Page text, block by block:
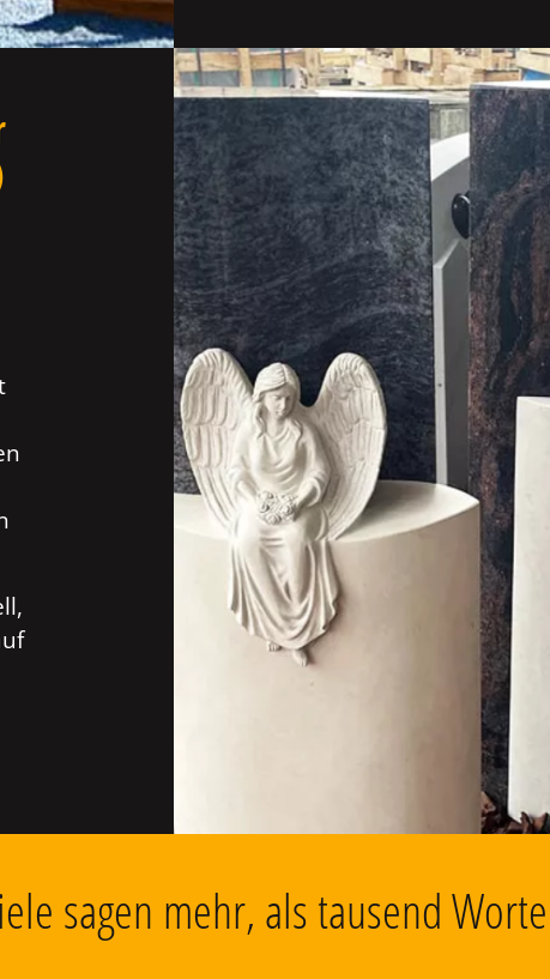
sagen mehr, als tausend Worte